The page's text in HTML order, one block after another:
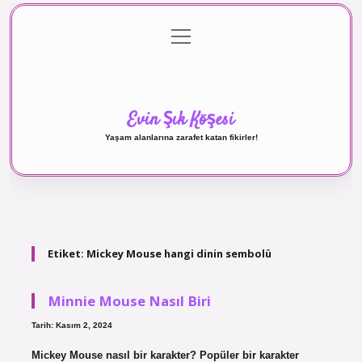
Gizlilik Politikası
menüyü
aç
Evin Şık Köşesi
Yaşam alanlarına zarafet katan fikirler!
Etiket: Mickey Mouse hangi dinin sembolü
Minnie Mouse Nasıl Biri
Tarih: Kasım 2, 2024
Mickey Mouse nasıl bir karakter? Popüler bir karakter